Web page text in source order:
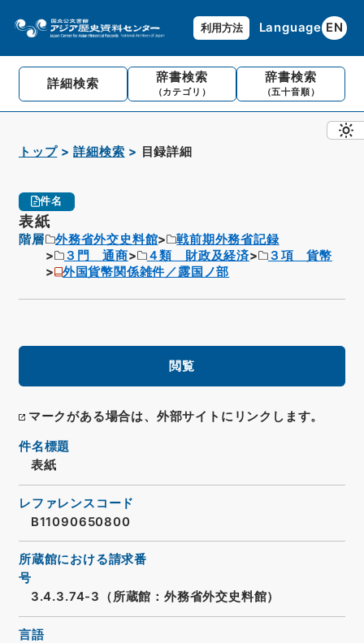
利用方法 Language EN
詳細検索 辞書検索
（カテゴリ）
辞書検索
（五十音順）
トップ 詳細検索 目録詳細
件名
表紙
階層 外務省外交史料館
戦前期外務省記録
３門 通商
４類 財政及経済
３項 貨幣
外国貨幣関係雑件／露国ノ部
閲覧
マークがある場合は、外部サイトにリンクします。
件名標題
表紙
レファレンスコード
B11090650800
所蔵館における請求番
号
3.4.3.74-3（所蔵館：外務省外交史料館）
言語